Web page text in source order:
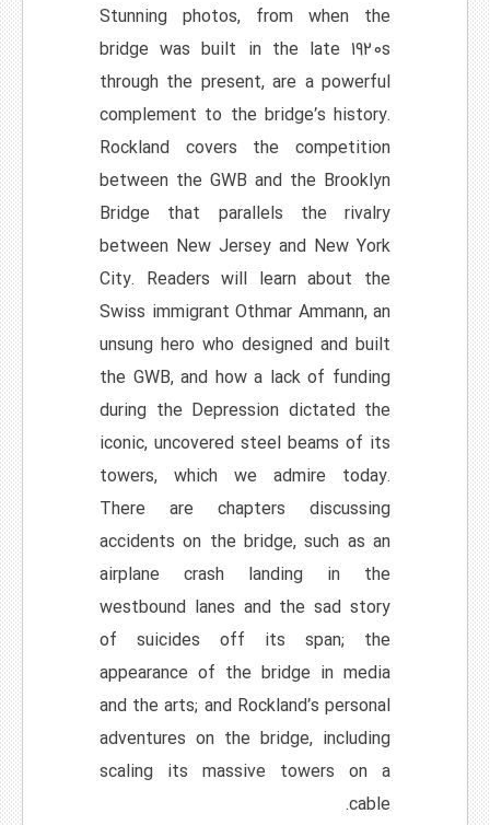
Stunning photos, from when the
bridge was built in the late 1920s
through the present, are a powerful
complement to the bridge’s history.
Rockland covers the competition
between the GWB and the Brooklyn
Bridge that parallels the rivalry
between New Jersey and New York
City. Readers will learn about the
Swiss immigrant Othmar Ammann, an
unsung hero who designed and built
the GWB, and how a lack of funding
during the Depression dictated the
iconic, uncovered steel beams of its
towers, which we admire today.
There are chapters discussing
accidents on the bridge, such as an
airplane crash landing in the
westbound lanes and the sad story
of suicides off its span; the
appearance of the bridge in media
and the arts; and Rockland’s personal
adventures on the bridge, including
scaling its massive towers on a
cable.